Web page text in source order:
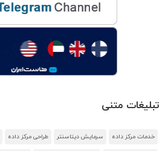
تبلیغات متنی
خدمات مرکز داده سرمایش دیتاسنتر طراحی مرکز داده